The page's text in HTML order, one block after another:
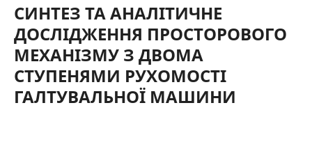
СИНТЕЗ ТА АНАЛІТИЧНЕ
ДОСЛІДЖЕННЯ ПРОСТОРОВОГО
МЕХАНІЗМУ З ДВОМА
СТУПЕНЯМИ РУХОМОСТІ
ГАЛТУВАЛЬНОЇ МАШИНИ